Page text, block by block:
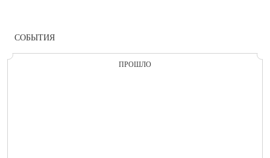
СОБЫТИЯ
ПРОШЛО